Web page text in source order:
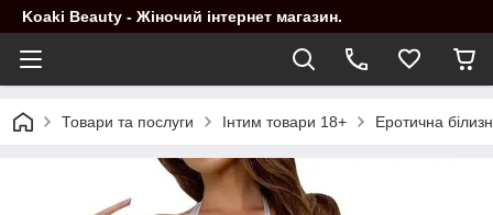
Koaki Beauty - Жіночий інтернет магазин.
Товари та послуги Інтим товари 18+ Еротична